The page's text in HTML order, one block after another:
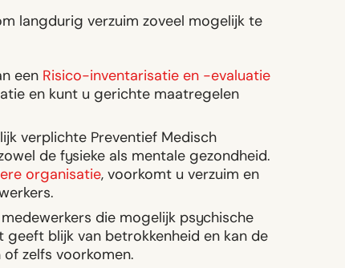
langdurig verzuim zoveel mogelijk te
een Risico-inventarisatie en -evaluatie
en kunt u gerichte maatregelen
verplichte Preventief Medisch
de fysieke als mentale gezondheid.
organisatie, voorkomt u verzuim en
die mogelijk psychische
blijk van betrokkenheid en kan de
zelfs voorkomen.